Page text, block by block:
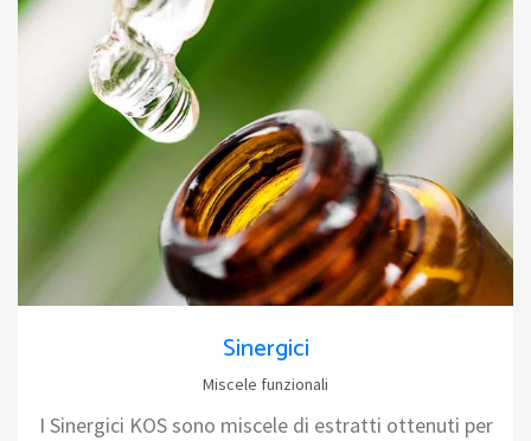
Sinergici
Miscele funzionali
I Sinergici KOS sono miscele di estratti ottenuti per